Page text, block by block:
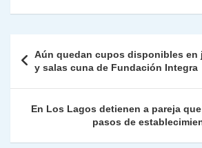
s
p
p
gr
m
e
o
o
k
er e
n
y
n
k
nt
Fr
ie
n
dl
m
p
ar
tir
de
entradas
Aún quedan cupos disponibles en
y salas cuna de Fundación Integra
En Los Lagos detienen a pareja
pasos de